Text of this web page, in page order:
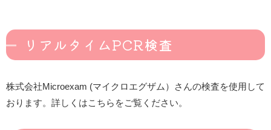
リアルタイムPCR検査
株式会社Microexam (マイクロエグザム）さんの検査を使用して
おります。詳しくはこちらをご覧ください。